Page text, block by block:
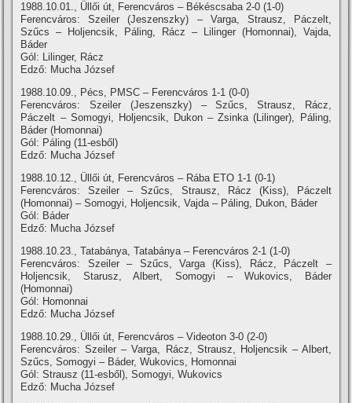
1988.10.01., Üllői út, Ferencváros – Békéscsaba 2-0 (1-0)
Ferencváros: Szeiler (Jeszenszky) – Varga, Strausz, Páczelt,
Szűcs – Holjencsik, Páling, Rácz – Lilinger (Homonnai), Vajda,
Báder
Gól: Lilinger, Rácz
Edző: Mucha József
1988.10.09., Pécs, PMSC – Ferencváros 1-1 (0-0)
Ferencváros: Szeiler (Jeszenszky) – Szűcs, Strausz, Rácz,
Páczelt – Somogyi, Holjencsik, Dukon – Zsinka (Lilinger), Páling,
Báder (Homonnai)
Gól: Páling (11-esből)
Edző: Mucha József
1988.10.12., Üllői út, Ferencváros – Rába ETO 1-1 (0-1)
Ferencváros: Szeiler – Szűcs, Strausz, Rácz (Kiss), Páczelt
(Homonnai) – Somogyi, Holjencsik, Vajda – Páling, Dukon, Báder
Gól: Báder
Edző: Mucha József
1988.10.23., Tatabánya, Tatabánya – Ferencváros 2-1 (1-0)
Ferencváros: Szeiler – Szűcs, Varga (Kiss), Rácz, Páczelt –
Holjencsik, Starusz, Albert, Somogyi – Wukovics, Báder
(Homonnai)
Gól: Homonnai
Edző: Mucha József
1988.10.29., Üllői út, Ferencváros – Videoton 3-0 (2-0)
Ferencváros: Szeiler – Varga, Rácz, Strausz, Holjencsik – Albert,
Szűcs, Somogyi – Báder, Wukovics, Homonnai
Gól: Strausz (11-esből), Somogyi, Wukovics
Edző: Mucha József